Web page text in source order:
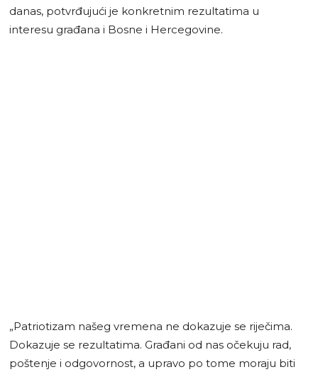
danas, potvrđujući je konkretnim rezultatima u
interesu građana i Bosne i Hercegovine.
„Patriotizam našeg vremena ne dokazuje se riječima.
Dokazuje se rezultatima. Građani od nas očekuju rad,
poštenje i odgovornost, a upravo po tome moraju biti